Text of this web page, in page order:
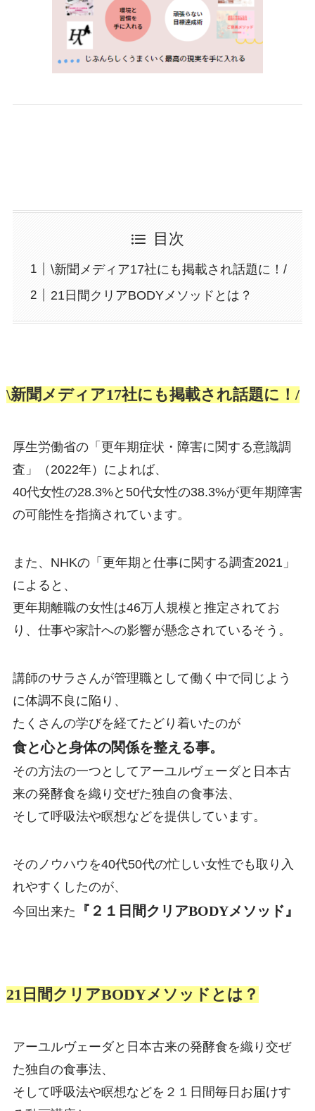
目次
\新聞メディア17社にも掲載され話題に！/
21日間クリアBODYメソッドとは？
\新聞メディア17社にも掲載され話題に！/
厚生労働省の「更年期症状・障害に関する意識調
査」（2022年）によれば、
40代女性の28.3%と50代女性の38.3%が更年期障害
の可能性を指摘されています。
また、NHKの「更年期と仕事に関する調査2021」
によると、
更年期離職の女性は46万人規模と推定されてお
り、仕事や家計への影響が懸念されているそう。
講師のサラさんが管理職として働く中で同じよう
に体調不良に陥り、
たくさんの学びを経てたどり着いたのが
食と心と身体の関係を整える事。
その方法の一つとしてアーユルヴェーダと日本古
来の発酵食を織り交ぜた独自の食事法、
そして呼吸法や瞑想などを提供しています。
そのノウハウを40代50代の忙しい女性でも取り入
れやすくしたのが、
今回出来た
『２１日間クリアBODYメソッド』
21日間クリアBODYメソッドとは？
アーユルヴェーダと日本古来の発酵食を織り交ぜ
た独自の食事法、
そして呼吸法や瞑想などを２１日間毎日お届けす